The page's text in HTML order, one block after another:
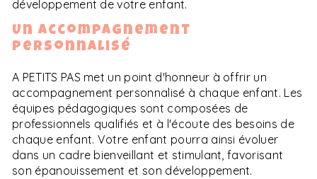
développement de votre enfant.
Un accompagnement
personnalisé
A PETITS PAS met un point d'honneur à offrir un
accompagnement personnalisé à chaque enfant. Les
équipes pédagogiques sont composées de
professionnels qualifiés et à l'écoute des besoins de
chaque enfant. Votre enfant pourra ainsi évoluer
dans un cadre bienveillant et stimulant, favorisant
son épanouissement et son développement.